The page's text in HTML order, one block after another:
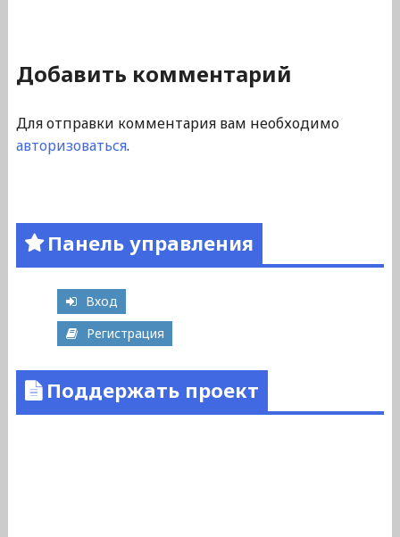
Добавить комментарий
Для отправки комментария вам необходимо
авторизоваться.
Панель управления
Вход
Регистрация
Поддержать проект